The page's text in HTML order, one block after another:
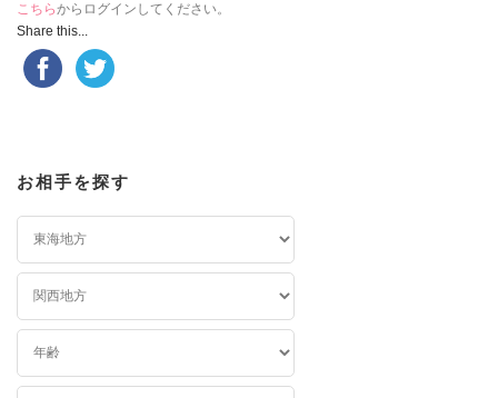
こちらからログインしてください。
Share this...
お相手を探す